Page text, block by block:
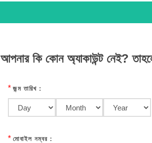
আপনার কি কোন অ্যাকাউন্ট নেই?
* জন্ম তারিখ :
* মোবাইল নম্বর :